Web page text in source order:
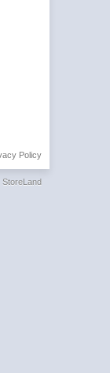
Policy
StoreLand